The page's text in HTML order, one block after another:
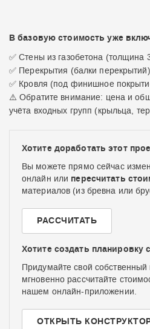
В базовую стоимость уже
✅ Стены из газобетона (толщина
✅ Перекрытия (балки перекрытий)
✅ Кровля (под финишное
⚠️ Обратите внимание: цена и
учёта входных групп (крыльца,
Хотите доработать этот
Вы можете прямо сейчас
онлайн или пересчитать
материалов (из бревна или
РАССЧИТАТЬ
Хотите создать планировку
Придумайте свой
мгновенно рассчитайте
нашем онлайн-приложении.
ОТКРЫТЬ